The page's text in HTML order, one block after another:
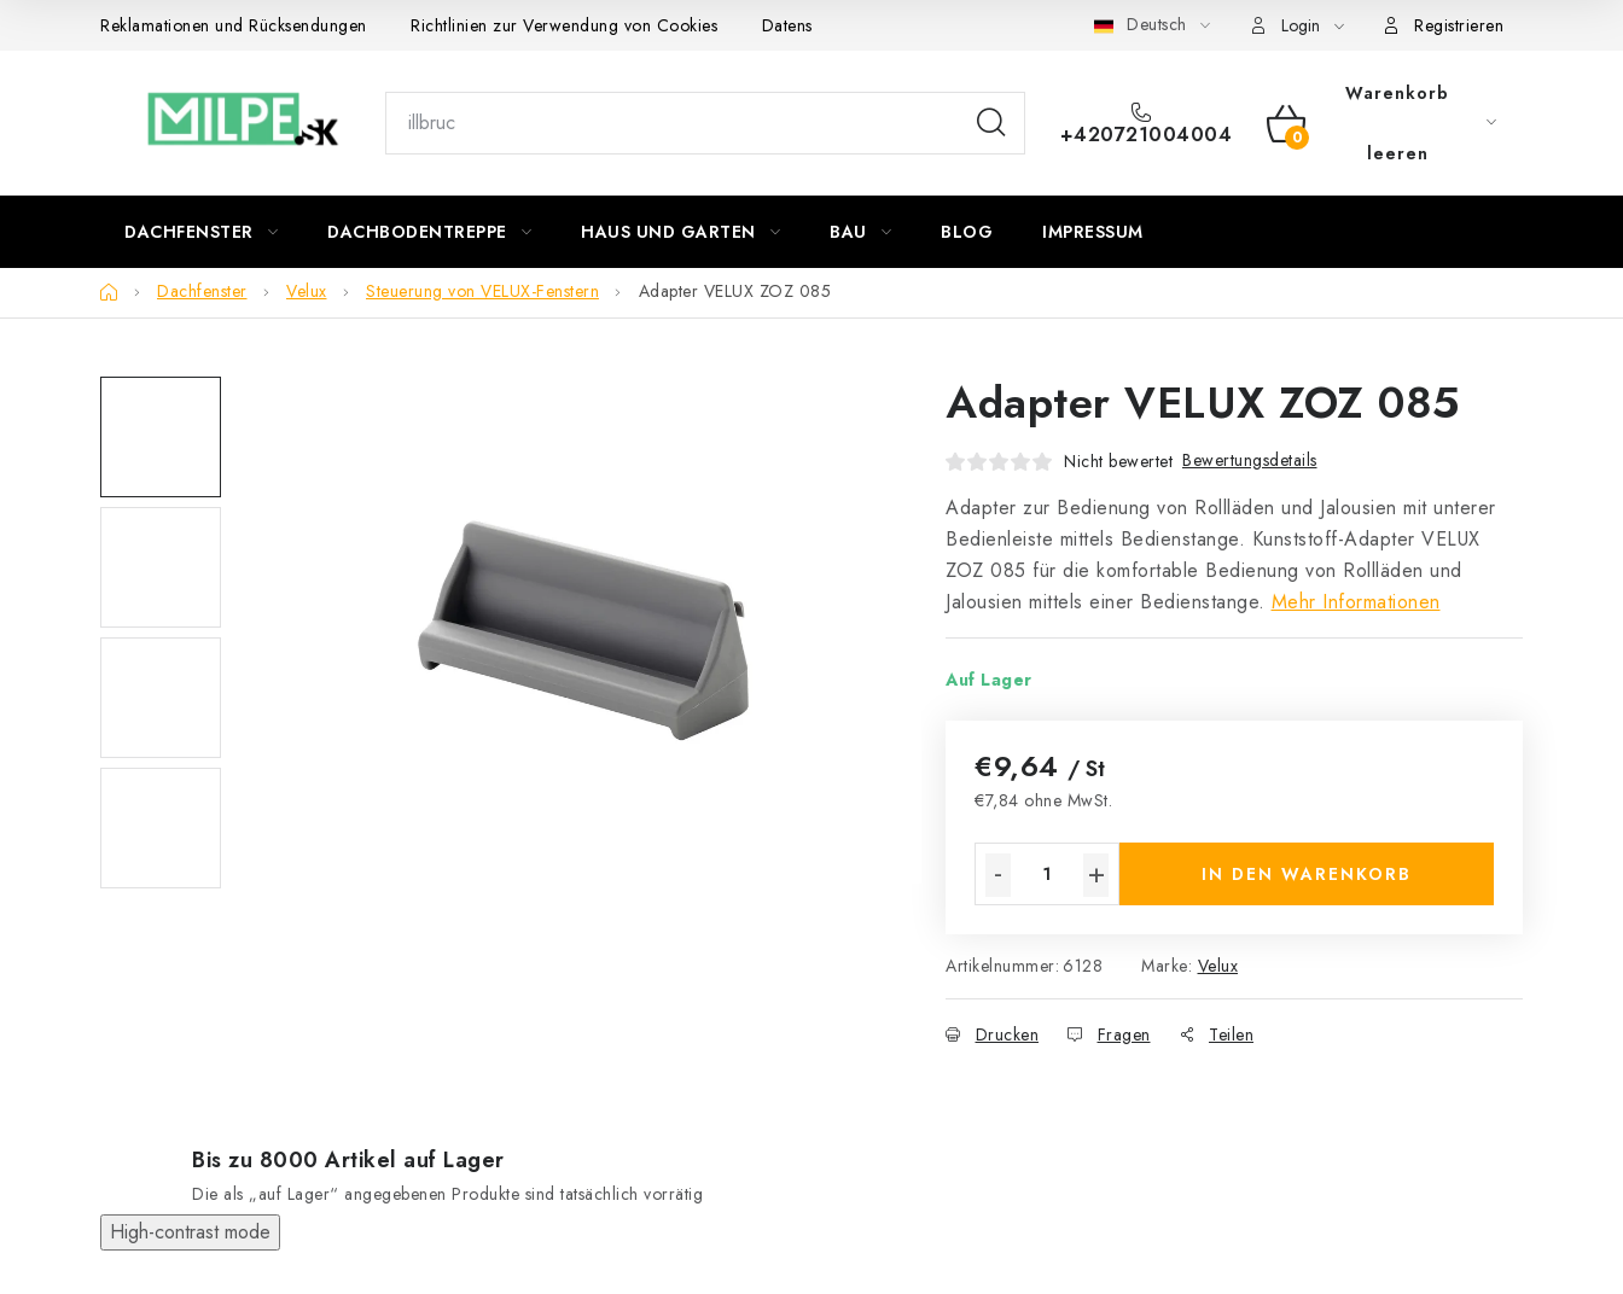
Reklamationen und Rücksendungen Richtlinien zur Verwendung von Cookies Datenschutzerklärung Allgemeinen Geschäftsbedingungen Sitemap von Milpe.sk
Deutsch Login Registrieren
+420721004004 WARENKORB
Warenkorb
leeren
DACHFENSTER DACHBODENTREPPE HAUS UND GARTEN BAU BLOG IMPRESSUM
StartseiteDachfenster Velux Steuerung von VELUX-Fenstern Adapter VELUX ZOZ 085
Adapter VELUX ZOZ 085
Nicht bewertet Bewertungsdetails
Adapter zur Bedienung von Rollläden und Jalousien mit unterer
Bedienleiste mittels Bedienstange. Kunststoff-Adapter VELUX
ZOZ 085 für die komfortable Bedienung von Rollläden und
Jalousien mittels einer Bedienstange. Mehr Informationen
Auf Lager
€9,64 / St
€7,84 ohne MwSt.
IN DEN WARENKORB
Artikelnummer: 6128 Marke: Velux
Drucken Fragen Teilen
Bis zu 8000 Artikel auf Lager
Die als „auf Lager“ angegebenen Produkte sind tatsächlich vorrätig
High-contrast mode